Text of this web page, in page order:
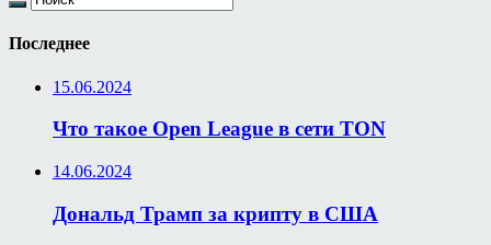
Последнее
15.06.2024
Что такое Open League в сети TON
14.06.2024
Дональд Трамп за крипту в США